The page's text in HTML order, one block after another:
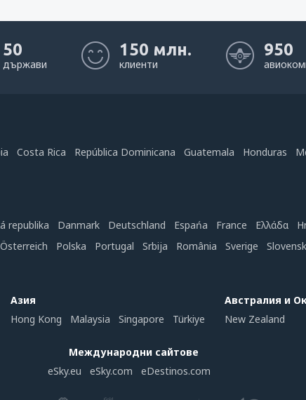
50
държави
150 млн.
клиенти
950
Costa Rica República Dominicana Guatemala Honduras
republika Danmark Deutschland Espańa France Ελλάδα
Österreich Polska Portugal Srbija România Sverige
Азия
Hong Kong
Malaysia Singapore Türkiye
Австралия и
New Zealand
Международни сайтове
eSky.eu
eSky.com eDestinos.com